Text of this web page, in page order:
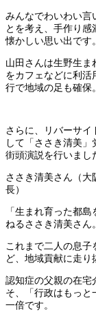
みんなでわいわい言
とを考え、手作り
懐かしい思い出です。
山田さんは生野生ま
をカフェなどに利活
行で地域の足も確保
さらに、リバーサイ
して「ささき清美
街頭演説を行いまし
ささき清美さん（大
長）
「生まれ育った都
ねるささき清美さん。
これまで二人の息
ど、地域貢献に走り
認知症の父親の在宅
そ、「行政はもっと
一倍です。